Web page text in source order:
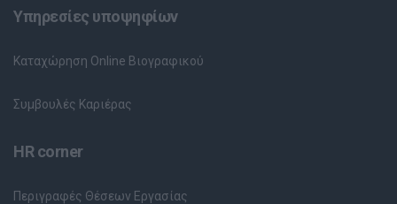
Υπηρεσίες υποψηφίων
Καταχώρηση Online Βιογραφικού
Συμβουλές Καριέρας
HR corner
Περιγραφές Θέσεων Εργασίας